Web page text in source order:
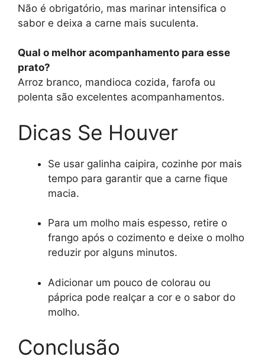
Não é obrigatório, mas marinar intensifica o
sabor e deixa a carne mais suculenta.
Qual o melhor acompanhamento para esse
prato?
Arroz branco, mandioca cozida, farofa ou
polenta são excelentes acompanhamentos.
Dicas Se Houver
Se usar galinha caipira, cozinhe por mais
tempo para garantir que a carne fique
macia.
Para um molho mais espesso, retire o
frango após o cozimento e deixe o molho
reduzir por alguns minutos.
Adicionar um pouco de colorau ou
páprica pode realçar a cor e o sabor do
molho.
Conclusão